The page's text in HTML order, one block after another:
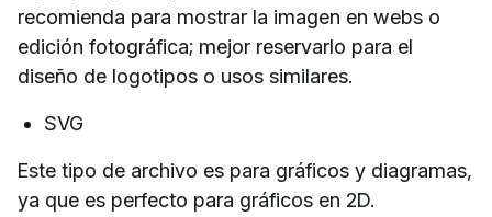
recomienda para mostrar la imagen en webs o
edición fotográfica; mejor reservarlo para el
diseño de logotipos o usos similares.
SVG
Este tipo de archivo es para gráficos y diagramas,
ya que es perfecto para gráficos en 2D.